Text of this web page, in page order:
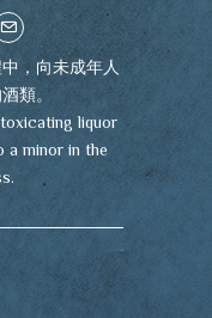
，向未成年人
類。
liquor
a minor in the